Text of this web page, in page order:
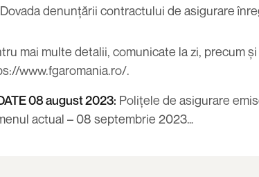
Dovada denunțării contractului de asigurare
mai multe detalii, comunicate la zi, precum
www.fgaromania.ro/.
08 august 2023: Polițele de asigurare
actual – 08 septembrie 2023…